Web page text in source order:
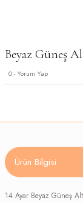
Beyaz Güneş
0 - Yorum Yap
Ürün Bilgisi
14 Ayar Beyaz Güneş